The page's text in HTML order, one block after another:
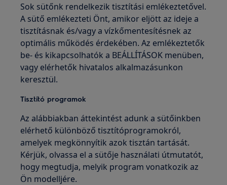
Sok sütőnk rendelkezik tisztítási emlékeztetővel.
A sütő emlékezteti Önt, amikor eljött az ideje a
tisztításnak és/vagy a vízkőmentesítésnek az
optimális működés érdekében. Az emlékeztetők
be- és kikapcsolhatók a BEÁLLÍTÁSOK menüben,
vagy elérhetők hivatalos alkalmazásunkon
keresztül.
Tisztító programok
Az alábbiakban áttekintést adunk a sütőinkben
elérhető különböző tisztítóprogramokról,
amelyek megkönnyítik azok tisztán tartását.
Kérjük, olvassa el a sütője használati útmutatót,
hogy megtudja, melyik program vonatkozik az
Ön modelljére.